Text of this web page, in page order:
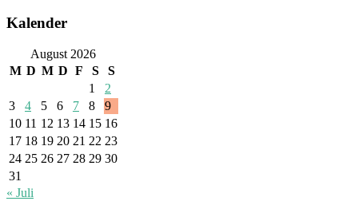
Kalender
August 2026
M D M D F S
S
1
2
3
4 5 6 7 8
9
10 11 12 13 14 15 16
17 18 19 20 21 22 23
24 25 26 27 28 29 30
31
« Juli